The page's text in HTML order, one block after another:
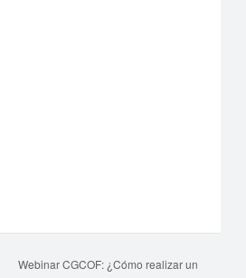
Webinar CGCOF: ¿Cómo realizar un